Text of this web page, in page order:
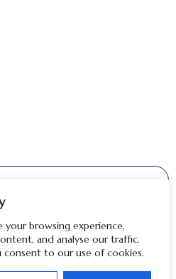
your browsing experience,
and analyse our traffic.
consent to our use of cookies.